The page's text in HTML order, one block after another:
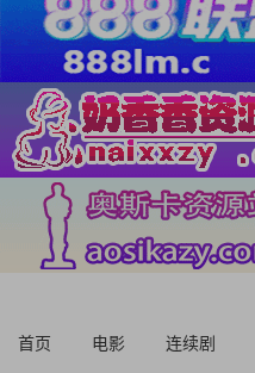
首页 电影 连续剧